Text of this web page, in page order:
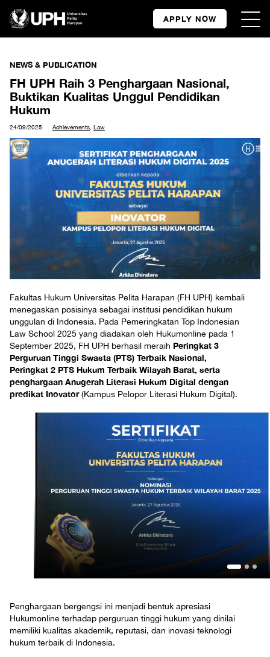
APPLY NOW
NEWS & PUBLICATION
FH UPH Raih 3 Penghargaan Nasional,
Buktikan Kualitas Unggul Pendidikan
Hukum
24/09/2025 Achievements Law
Fakultas Hukum Universitas Pelita Harapan (FH UPH) kembali
menegaskan posisinya sebagai institusi pendidikan hukum
unggulan di Indonesia. Pada Pemeringkatan Top Indonesian
Law School 2025 yang diadakan oleh Hukumonline pada 1
September 2025, FH UPH berhasil meraih Peringkat 3
Perguruan Tinggi Swasta (PTS) Terbaik Nasional,
Peringkat 2 PTS Hukum Terbaik Wilayah Barat, serta
penghargaan Anugerah Literasi Hukum Digital dengan
predikat Inovator(Kampus Pelopor Literasi Hukum Digital).
Penghargaan bergengsi ini menjadi bentuk apresiasi
Hukumonline terhadap perguruan tinggi hukum yang dinilai
memiliki kualitas akademik, reputasi, dan inovasi teknologi
hukum terbaik di Indonesia.